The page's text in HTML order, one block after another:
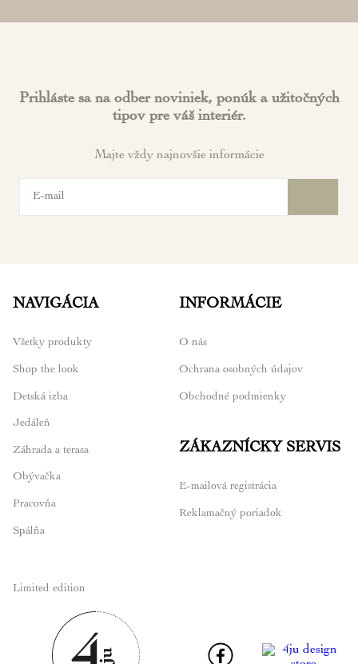
Prihláste sa na odber noviniek, ponúk a užitočných
tipov pre váš interiér.
Majte vždy najnovšie informácie
NAVIGÁCIA
Všetky produkty
Shop the look
Detská izba
Jedáleň
Záhrada a terasa
Obývačka
Pracovňa
Spálňa
Limited edition
INFORMÁCIE
O nás
Ochrana osobných údajov
Obchodné podmienky
ZÁKAZNÍCKY SERVIS
E-mailová registrácia
Reklamačný poriadok